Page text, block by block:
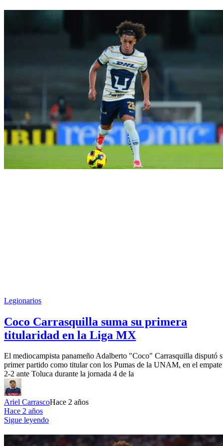
Legionarios
Coco Carrasquilla suma su primera
titularidad en la Liga MX
El mediocampista panameño Adalberto "Coco" Carrasquilla disputó
primer partido como titular con los Pumas de la UNAM, en el empate
2-2 ante Toluca durante la jornada 4 de la
Ariel CarrascoHace 2 años
Hace 2 años
Sigue leyendo